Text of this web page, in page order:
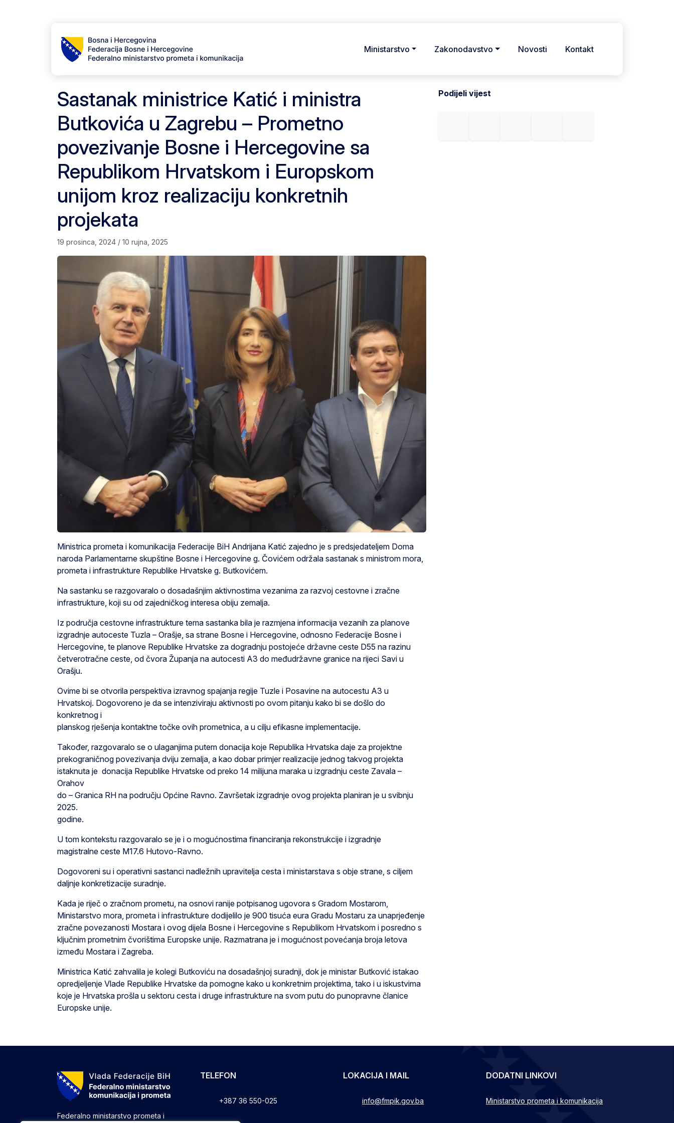
Ministarstvo Zakonodavstvo Novosti Kontakt
Sastanak ministrice Katić i ministra
Butkovića u Zagrebu – Prometno
povezivanje Bosne i Hercegovine sa
Republikom Hrvatskom i Europskom
unijom kroz realizaciju konkretnih
projekata
19 prosinca, 2024 / 10 rujna, 2025
Ministrica prometa i komunikacija Federacije BiH Andrijana Katić zajedno je s predsjedateljem Doma
naroda Parlamentarne skupštine Bosne i Hercegovine g. Čovićem održala sastanak s ministrom mora,
prometa i infrastrukture Republike Hrvatske g. Butkovićem.
Na sastanku se razgovaralo o dosadašnjim aktivnostima vezanima za razvoj cestovne i zračne
infrastrukture, koji su od zajedničkog interesa obiju zemalja.
Iz područja cestovne infrastrukture tema sastanka bila je razmjena informacija vezanih za planove
izgradnje autoceste Tuzla – Orašje, sa strane Bosne i Hercegovine, odnosno Federacije Bosne i
Hercegovine, te planove Republike Hrvatske za dogradnju postojeće državne ceste D55 na razinu
četverotračne ceste, od čvora Županja na autocesti A3 do međudržavne granice na rijeci Savi u
Orašju.
Ovime bi se otvorila perspektiva izravnog spajanja regije Tuzle i Posavine na autocestu A3 u
Hrvatskoj. Dogovoreno je da se intenziviraju aktivnosti po ovom pitanju kako bi se došlo do
konkretnog i
planskog rješenja kontaktne točke ovih prometnica, a u cilju efikasne implementacije.
Također, razgovaralo se o ulaganjima putem donacija koje Republika Hrvatska daje za projektne
prekograničnog povezivanja dviju zemalja, a kao dobar primjer realizacije jednog takvog projekta
istaknuta je donacija Republike Hrvatske od preko 14 milijuna maraka u izgradnju ceste Zavala –
Orahov
do – Granica RH na području Općine Ravno. Završetak izgradnje ovog projekta planiran je u svibnju
2025.
godine.
U tom kontekstu razgovaralo se je i o mogućnostima financiranja rekonstrukcije i izgradnje
magistralne ceste M17.6 Hutovo-Ravno.
Dogovoreni su i operativni sastanci nadležnih upravitelja cesta i ministarstava s obje strane, s ciljem
daljnje konkretizacije suradnje.
Kada je riječ o zračnom prometu, na osnovi ranije potpisanog ugovora s Gradom Mostarom,
Ministarstvo mora, prometa i infrastrukture dodijelilo je 900 tisuća eura Gradu Mostaru za unaprjeđenje
zračne povezanosti Mostara i ovog dijela Bosne i Hercegovine s Republikom Hrvatskom i posredno s
ključnim prometnim čvorištima Europske unije. Razmatrana je i mogućnost povećanja broja letova
između Mostara i Zagreba.
Ministrica Katić zahvalila je kolegi Butkoviću na dosadašnjoj suradnji, dok je ministar Butković istakao
opredjeljenje Vlade Republike Hrvatske da pomogne kako u konkretnim projektima, tako i u iskustvima
koje je Hrvatska prošla u sektoru cesta i druge infrastrukture na svom putu do punopravne članice
Europske unije.
Podijeli vijest
Federalno ministarstvo prometa i
TELEFON
+387 36 550-025
LOKACIJA I MAIL
info@fmpik.gov.ba
DODATNI LINKOVI
Ministarstvo prometa i komunikacija